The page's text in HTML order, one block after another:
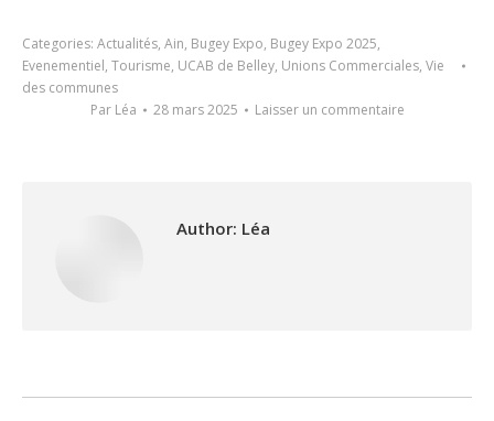
Categories: Actualités, Ain, Bugey Expo, Bugey Expo 2025,
Evenementiel, Tourisme, UCAB de Belley, Unions Commerciales, Vie
des communes
Par Léa 28 mars 2025 Laisser un commentaire
Author: Léa